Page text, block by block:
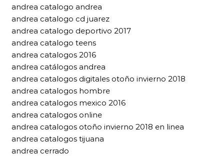
andrea catalogo andrea
andrea catalogo cd juarez
andrea catalogo deportivo 2017
andrea catalogo teens
andrea catalogos 2016
andrea catálogos andrea
andrea catalogos digitales otoño invierno 2018
andrea catalogos hombre
andrea catalogos mexico 2016
andrea catalogos online
andrea catalogos otoño invierno 2018 en linea
andrea catalogos tijuana
andrea cerrado